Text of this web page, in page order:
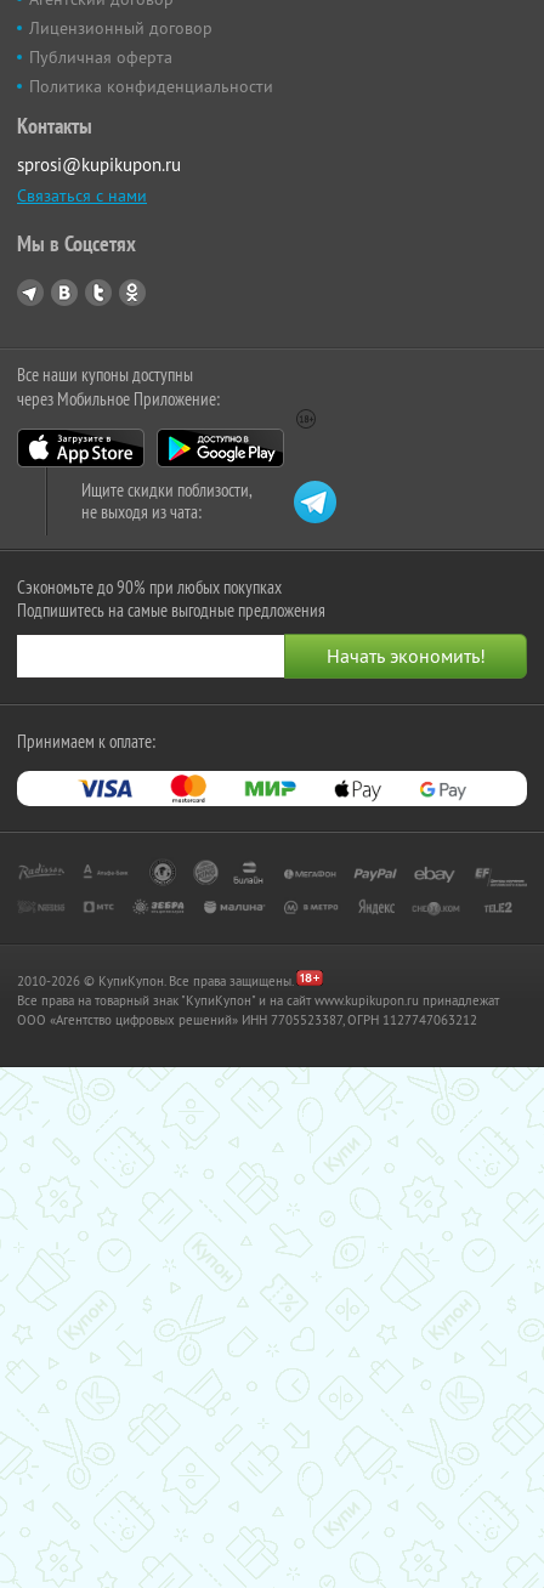
Лицензионный договор
Публичная оферта
Политика конфиденциальности
Контакты
sprosi@kupikupon.ru
Связаться с нами
Мы в Соцсетях
Все наши купоны доступны
через Мобильное Приложение:
Ищите скидки поблизости,
не выходя из чата:
Сэкономьте до 90% при любых покупках
Подпишитесь на самые выгодные предложения
Принимаем к оплате:
2010-2026 © КупиКупон. Все права защищены.
Все права на товарный знак "КупиКупон" и на сайт www.kupikupon.ru принадлежат
OOO «Агентство цифровых решений» ИНН 7705523387, ОГРН 1127747063212